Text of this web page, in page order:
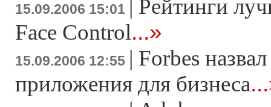
15.09.2006 15:01 | Рейтинги
Face Control...»
15.09.2006 12:55 | Forbes
приложения для бизнеса